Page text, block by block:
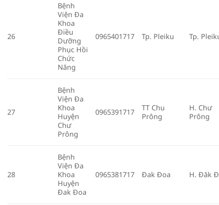
26
Bệnh
Viện Đa
Khoa
Điều
Dưỡng
Phục Hồi
Chức
Năng
0965401717 Tp. Pleiku Tp.
27
Bệnh
Viện Đa
Khoa
Huyện
Chư
Prông
0965391717
TT Chu
Prông
H. Chư
Prông
28
Bệnh
Viện Đa
Khoa
Huyện
Đak Đoa
0965381717 Đak Đoa H. Đăk